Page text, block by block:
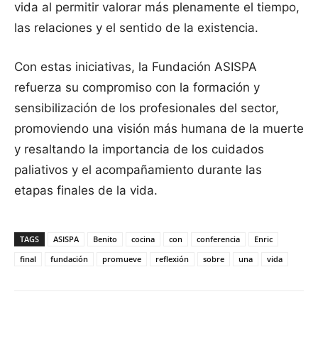
vida al permitir valorar más plenamente el tiempo,
las relaciones y el sentido de la existencia.
Con estas iniciativas, la Fundación ASISPA
refuerza su compromiso con la formación y
sensibilización de los profesionales del sector,
promoviendo una visión más humana de la muerte
y resaltando la importancia de los cuidados
paliativos y el acompañamiento durante las
etapas finales de la vida.
TAGS ASISPA Benito cocina con conferencia
Enric
final
fundación promueve reflexión sobre una vida